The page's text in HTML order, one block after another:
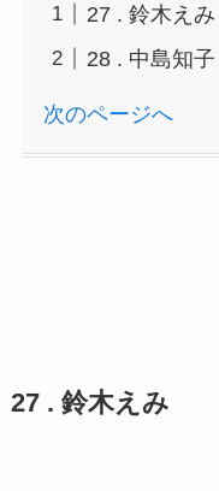
27 . 鈴木えみ
28 . 中島知子
次のページへ
27 . 鈴木えみ